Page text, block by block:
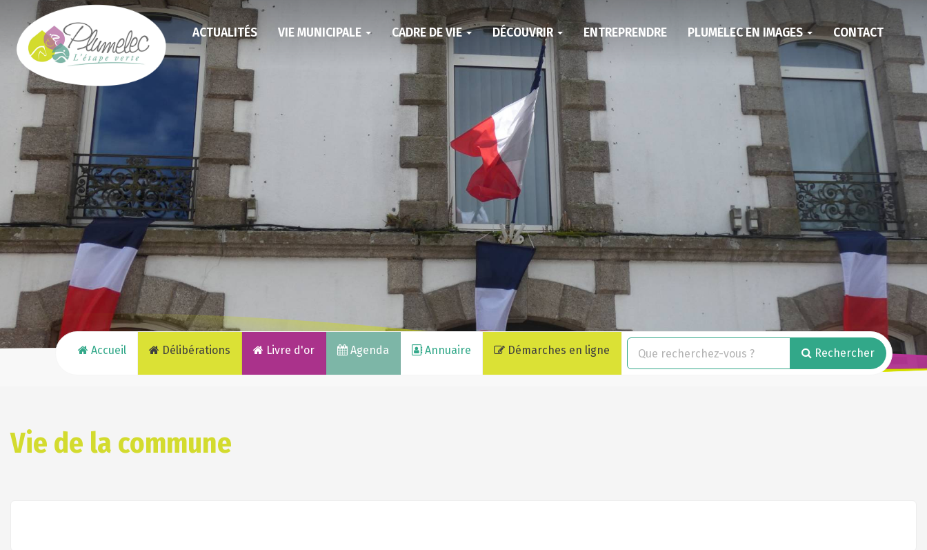
ACTUALITÉS VIE MUNICIPALE CADRE DE VIE DÉCOUVRIR ENTREPRENDRE PLUMELEC EN IMAGES CONTACT
MOULIN DE LA
GRÉE
Accueil Délibérations Livre d'or Agenda Annuaire Démarches en ligne Rechercher
Vie de la commune